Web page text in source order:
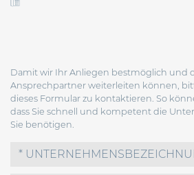
Damit wir Ihr Anliegen bestmöglich und
Ansprechpartner weiterleiten können,
dieses Formular zu kontaktieren. So
dass Sie schnell und kompetent die
Sie benötigen.